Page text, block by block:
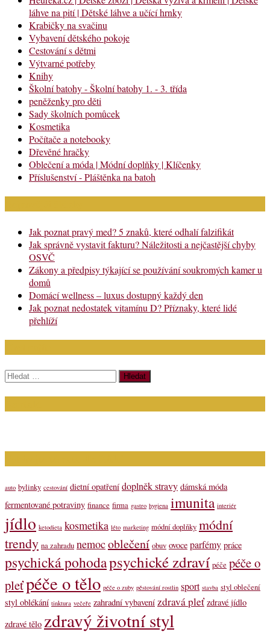
láhve na pití | Dětské láhve a učící hrnky
Krabičky na svačinu
Vybavení dětského pokoje
Cestování s dětmi
Výtvarné potřeby
Knihy
Školní batohy - Školní batohy 1. - 3. třída
peněženky pro děti
Sady školních pomůcek
Kosmetika
Počítače a notebooky
Dřevěné hračky
Oblečení a móda | Módní doplňky | Klíčenky
Příslušenství - Pláštěnka na batoh
Jak poznat pravý med? 5 znaků, které odhalí falzifikát
Jak správně vystavit fakturu? Náležitosti a nejčastější chyby
OSVČ
Zákony a předpisy týkající se používání soukromých kamer u
domů
Domácí wellness – luxus dostupný každý den
Jak poznat nedostatek vitamínu D? Příznaky, které lidé
přehlíží
Vyhledávání
auto bylinky cestování dietní opatření doplněk stravy dámská móda
fermentované potraviny finance firma gastro hygiena imunita interiér
jídlo ketodieta kosmetika léto marketing módní doplňky módní
trendy na zahradu nemocoblečení obuv ovoce parfémy práce
psychická pohodapsychické zdraví péče péče o
pleťpéče o tělo péče o zuby pěstování rostlin sport stavba styl oblečení
styl oblékání tinktura večeře zahradní vybavení zdravá pleť zdravé jídlo
zdravé tělo zdravý životní styl